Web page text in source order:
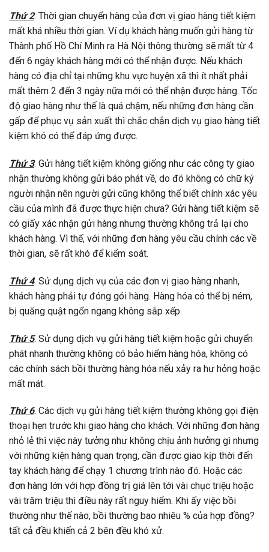
Thứ 2. Thời gian chuyển hàng của đơn vị giao hàng tiết kiệm
mất khá nhiều thời gian. Ví dụ khách hàng muốn gửi hàng từ
Thành phố Hồ Chí Minh ra Hà Nội thông thường sẽ mất từ 4
đến 6 ngày khách hàng mới có thể nhận được. Nếu khách
hàng có địa chỉ tại những khu vực huyện xã thì ít nhất phải
mất thêm 2 đến 3 ngày nữa mới có thể nhận được hàng. Tốc
độ giao hàng như thế là quá chậm, nếu những đơn hàng cần
gấp để phục vụ sản xuất thì chắc chắn dịch vụ giao hàng tiết
kiệm khó có thể đáp ứng được.
Thứ 3. Gửi hàng tiết kiệm không giống như các công ty giao
nhận thường không gửi báo phát về, do đó không có chữ ký
người nhận nên người gửi cũng không thể biết chính xác yêu
cầu của mình đã được thực hiện chưa? Gửi hàng tiết kiệm sẽ
có giấy xác nhận gửi hàng nhưng thường không trả lại cho
khách hàng. Vì thế, với những đơn hàng yêu cầu chính các về
thời gian, sẽ rất khó để kiểm soát.
Thứ 4. Sử dụng dịch vụ của các đơn vị giao hàng nhanh,
khách hàng phải tự đóng gói hàng. Hàng hóa có thể bị ném,
bị quăng quật ngổn ngang không sắp xếp.
Thứ 5. Sử dụng dịch vụ gửi hàng tiết kiệm hoặc gửi chuyển
phát nhanh thường không có bảo hiểm hàng hóa, không có
các chính sách bồi thường hàng hóa nếu xảy ra hư hỏng hoặc
mất mát.
Thứ 6. Các dịch vụ gửi hàng tiết kiệm thường không gọi điện
thoại hẹn trước khi giao hàng cho khách. Với những đơn hàng
nhỏ lẻ thì việc này tưởng như không chịu ảnh hưởng gì nhưng
với những kiện hàng quan trọng, cần được giao kịp thời đến
tay khách hàng để chạy 1 chương trình nào đó. Hoặc các
đơn hàng lớn với hợp đồng trị giá lên tới vài chục triệu hoặc
vài trăm triệu thì điều này rất nguy hiểm. Khi ấy việc bồi
thường như thế nào, bồi thường bao nhiêu % của hợp đồng?
tất cả đều khiến cả 2 bên đều khó xử.